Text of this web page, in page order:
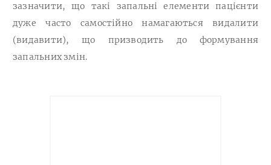
зазначити, що такі запальні елементи пацієнти
дуже часто самостійно намагаються видалити
(видавити), що призводить до формування
запальних змін.